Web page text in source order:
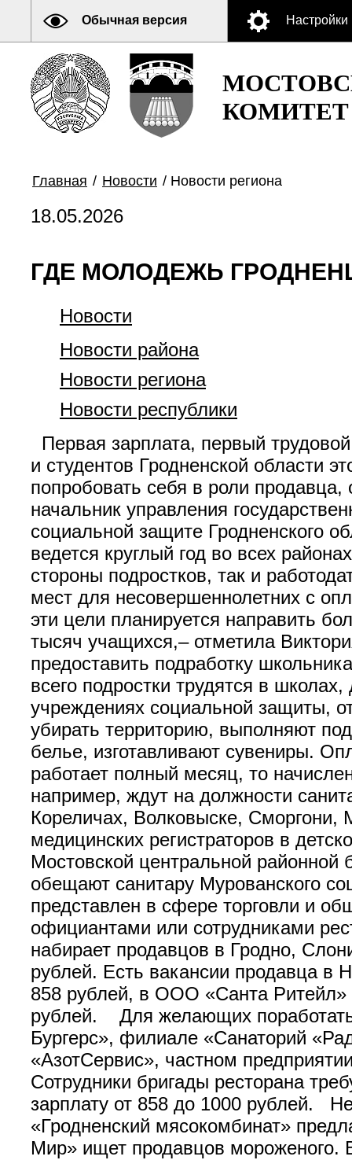
Обычная версия Настройки
КОМИТЕТ
Главная / Новости / Новости региона
18.05.2026
ГДЕ МОЛОДЕЖЬ
Новости
Новости района
Новости региона
Новости республики
Первая зарплата, первый
и студентов Гродненской области
попробовать себя в роли
начальник управления
социальной защите Гродненского
ведется круглый год во всех
стороны подростков, так и
мест для несовершеннолетних с
эти цели планируется направить
тысяч учащихся,– отметила
предоставить подработку
всего подростки трудятся в
учреждениях социальной защиты,
убирать территорию, выполняют
белье, изготавливают сувениры.
работает полный месяц, то
например, ждут на должности
Кореличах, Волковыске, Сморгони,
медицинских регистраторов в
Мостовской центральной
обещают санитару Мурованского
представлен в сфере торговли и
официантами или сотрудниками
набирает продавцов в Гродно,
рублей. Есть вакансии продавца в
858 рублей, в ООО «Санта Ритейл»
рублей. Для желающих
Бургерс», филиале «Санаторий
«АзотСервис», частном
Сотрудники бригады ресторана
зарплату от 858 до 1000 рублей.
«Гродненский мясокомбинат»
Мир» ищет продавцов мороженого.